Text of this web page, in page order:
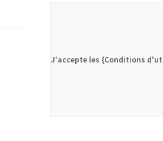
J'accepte les {Conditions